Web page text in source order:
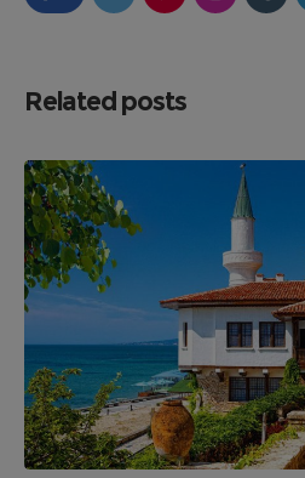
Related posts